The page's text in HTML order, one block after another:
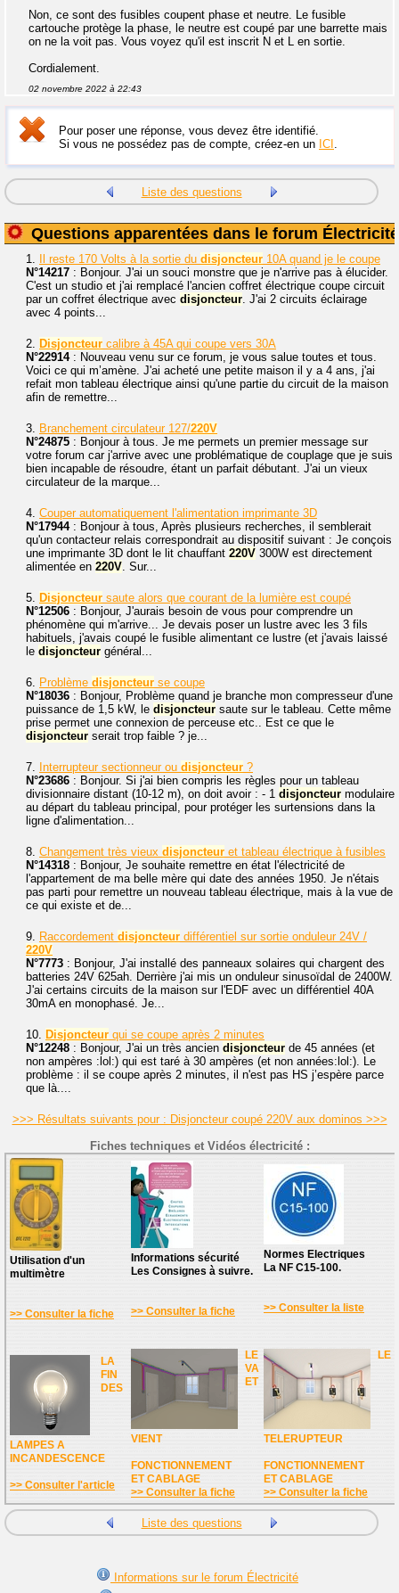
Non, ce sont des fusibles coupent phase et neutre. Le fusible
cartouche protège la phase, le neutre est coupé par une barrette mais
on ne la voit pas. Vous voyez qu'il est inscrit N et L en sortie.
Cordialement.
02 novembre 2022 à 22:43
Pour poser une réponse, vous devez être identifié.
Si vous ne possédez pas de compte, créez-en un ICI
Liste des questions
Questions apparentées dans le forum Électricité
1. Il reste 170 Volts à la sortie du disjoncteur 10A quand je le coupe
N°14217 : Bonjour. J'ai un souci monstre que je n'arrive pas à élucider.
C'est un studio et j'ai remplacé l'ancien coffret électrique coupe circuit
par un coffret électrique avec disjoncteur . J'ai 2 circuits éclairage
avec 4 points...
2. Disjoncteur calibre à 45A qui coupe vers 30A
N°22914: Nouveau venu sur ce forum, je vous salue toutes et tous.
Voici ce qui m’amène. J'ai acheté une petite maison il y a 4 ans, j'ai
refait mon tableau électrique ainsi qu'une partie du circuit de la maison
afin de remettre...
3. Branchement circulateur 127/220V
N°24875 : Bonjour à tous. Je me permets un premier message sur
votre forum car j'arrive avec une problématique de couplage que je suis
bien incapable de résoudre, étant un parfait débutant. J'ai un vieux
circulateur de la marque...
4. Couper automatiquement l'alimentation imprimante 3D
N°17944: Bonjour à tous, Après plusieurs recherches, il semblerait
qu'un contacteur relais correspondrait au dispositif suivant : Je conçois
une imprimante 3D dont le lit chauffant 220V 300W est directement
alimentée en 220V . Sur...
5. Disjoncteur saute alors que courant de la lumière est coupé
N°12506 : Bonjour, J'aurais besoin de vous pour comprendre un
phénomène qui m'arrive... Je devais poser un lustre avec les 3 fils
habituels, j'avais coupé le fusible alimentant ce lustre (et j'avais laissé
le disjoncteur général...
6. Problème disjoncteur se coupe
N°18036 : Bonjour, Problème quand je branche mon compresseur d'une
puissance de 1,5 kW, le disjoncteur saute sur le tableau. Cette même
prise permet une connexion de perceuse etc.. Est ce que le
disjoncteur serait trop faible ? je...
7. Interrupteur sectionneur ou disjoncteur ?
N°23686 : Bonjour. Si j'ai bien compris les règles pour un tableau
divisionnaire distant (10-12 m), on doit avoir : - 1 disjoncteur modulaire
au départ du tableau principal, pour protéger les surtensions dans la
ligne d'alimentation...
8. Changement très vieux disjoncteur et tableau électrique à fusibles
N°14318 : Bonjour, Je souhaite remettre en état l'électricité de
l'appartement de ma belle mère qui date des années 1950. Je n'étais
pas parti pour remettre un nouveau tableau électrique, mais à la vue de
ce qui existe et de...
9. Raccordement disjoncteur différentiel sur sortie onduleur 24V /
220V
N°7773 : Bonjour, J'ai installé des panneaux solaires qui chargent des
batteries 24V 625ah. Derrière j'ai mis un onduleur sinusoïdal de 2400W.
J'ai certains circuits de la maison sur l'EDF avec un différentiel 40A
30mA en monophasé. Je...
10. Disjoncteur qui se coupe après 2 minutes
N°12248 : Bonjour, J'ai un très ancien disjoncteur de 45 années (et
non ampères :lol:) qui est taré à 30 ampères (et non années:lol:). Le
problème : il se coupe après 2 minutes, il n'est pas HS j’espère parce
que là....
>>> Résultats suivants pour : Disjoncteur coupé 220V aux dominos >>>
Fiches techniques et Vidéos électricité :
Utilisation d'un
multimètre
>> Consulter la fiche
Informations sécurité
Les Consignes à suivre.
>> Consulter la fiche
Normes Electriques
La NF C15-100.
>> Consulter la liste
LA
FIN
DES
LAMPES A
INCANDESCENCE
>> Consulter l'article
LE
VA
ET
VIENT
FONCTIONNEMENT
ET CABLAGE
>> Consulter la fiche
LE
TELERUPTEUR
FONCTIONNEMENT
ET CABLAGE
>> Consulter la fiche
Liste des questions
Informations sur le forum Électricité